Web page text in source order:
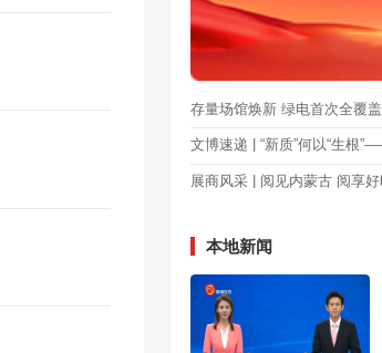
存量场馆焕新 绿电首次全覆盖
本地新闻